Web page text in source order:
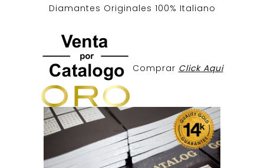
Diamantes Originales 100% Italiano
Comprar Click Aqui